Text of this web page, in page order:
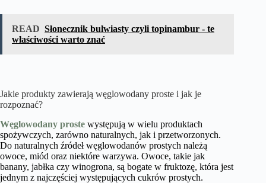
READ Słonecznik bulwiasty czyli topinambur - te
właściwości warto znać
Jakie produkty zawierają węglowodany proste i jak je
rozpoznać?
Węglowodany proste występują w wielu produktach
spożywczych, zarówno naturalnych, jak i przetworzonych.
Do naturalnych źródeł węglowodanów prostych należą
owoce, miód oraz niektóre warzywa. Owoce, takie jak
banany, jabłka czy winogrona, są bogate w fruktozę, która jest
jednym z najczęściej występujących cukrów prostych.